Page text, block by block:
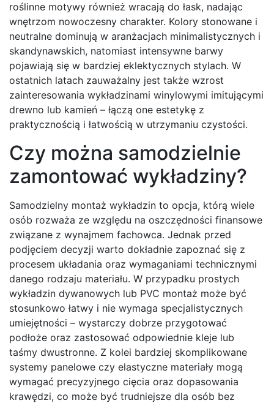
roślinne motywy również wracają do łask, nadając
wnętrzom nowoczesny charakter. Kolory stonowane i
neutralne dominują w aranżacjach minimalistycznych i
skandynawskich, natomiast intensywne barwy
pojawiają się w bardziej eklektycznych stylach. W
ostatnich latach zauważalny jest także wzrost
zainteresowania wykładzinami winylowymi imitującymi
drewno lub kamień – łączą one estetykę z
praktycznością i łatwością w utrzymaniu czystości.
Czy można samodzielnie
zamontować wykładziny?
Samodzielny montaż wykładzin to opcja, którą wiele
osób rozważa ze względu na oszczędności finansowe
związane z wynajmem fachowca. Jednak przed
podjęciem decyzji warto dokładnie zapoznać się z
procesem układania oraz wymaganiami technicznymi
danego rodzaju materiału. W przypadku prostych
wykładzin dywanowych lub PVC montaż może być
stosunkowo łatwy i nie wymaga specjalistycznych
umiejętności – wystarczy dobrze przygotować
podłoże oraz zastosować odpowiednie kleje lub
taśmy dwustronne. Z kolei bardziej skomplikowane
systemy panelowe czy elastyczne materiały mogą
wymagać precyzyjnego cięcia oraz dopasowania
krawędzi, co może być trudniejsze dla osób bez